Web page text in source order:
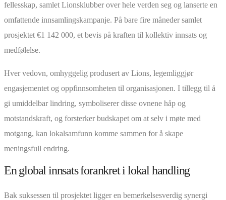
fellesskap, samlet Lionsklubber over hele verden seg og lanserte en
omfattende innsamlingskampanje. På bare fire måneder samlet
prosjektet €1 142 000, et bevis på kraften til kollektiv innsats og
medfølelse.
Hver vedovn, omhyggelig produsert av Lions, legemliggjør
engasjementet og oppfinnsomheten til organisasjonen. I tillegg til å
gi umiddelbar lindring, symboliserer disse ovnene håp og
motstandskraft, og forsterker budskapet om at selv i møte med
motgang, kan lokalsamfunn komme sammen for å skape
meningsfull endring.
En global innsats forankret i lokal handling
Bak suksessen til prosjektet ligger en bemerkelsesverdig synergi